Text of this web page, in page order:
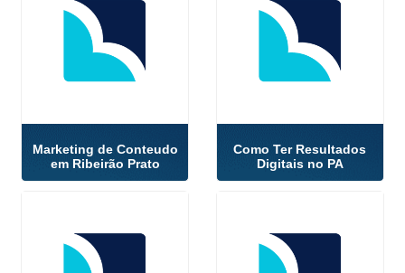
Marketing de Conteudo
em Ribeirão Prato
Como Ter Resultados
Digitais no PA